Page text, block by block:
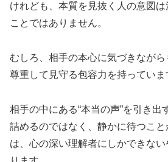
けれども、本質を見抜く人の意図
ことではありません。
むしろ、相手の本心に気づきなが
尊重して見守る包容力を持っていま
相手の中にある“本当の声”を引き出
詰めるのではなく、静かに待つこ
は、心の深い理解者にしかできな